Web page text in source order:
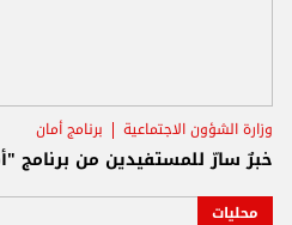
وزارة الشؤون الاجتماعية برنامج أمان
خبرٌ سارّ للمستفيدين من برنامج
محليات